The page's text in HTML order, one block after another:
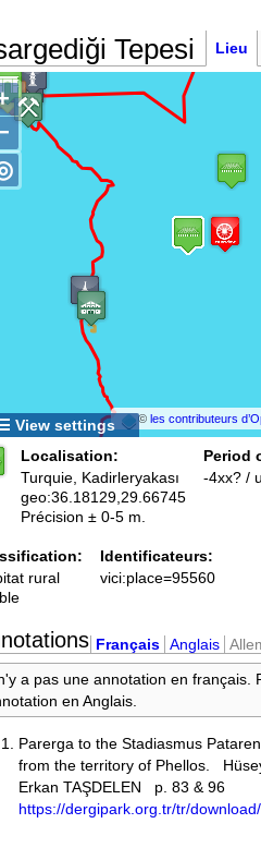
Tepesi Lieu
©les contributeurs
View settings
Localisation:
Turquie, Kadirleryakası
geo:36.18129,29.66745
Précision ± 0-5 m.
Period
-4xx? /
rural
Identificateurs:
vici:place=95560
Français Anglais
a pas une annotation en français.
en Anglais.
Parerga to the Stadiasmus
from the territory of Phellos.
Erkan TAŞDELEN p. 83 & 96
https://dergipark.org.tr/tr/